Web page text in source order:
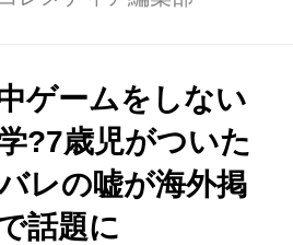
ゲームをしない
?7歳児がついた
レの嘘が海外掲
話題に